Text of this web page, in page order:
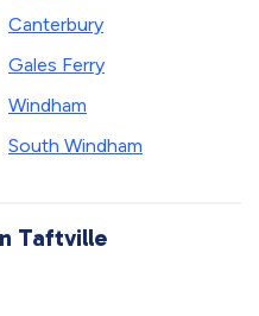
Canterbury
Gales Ferry
Windham
South Windham
Taftville